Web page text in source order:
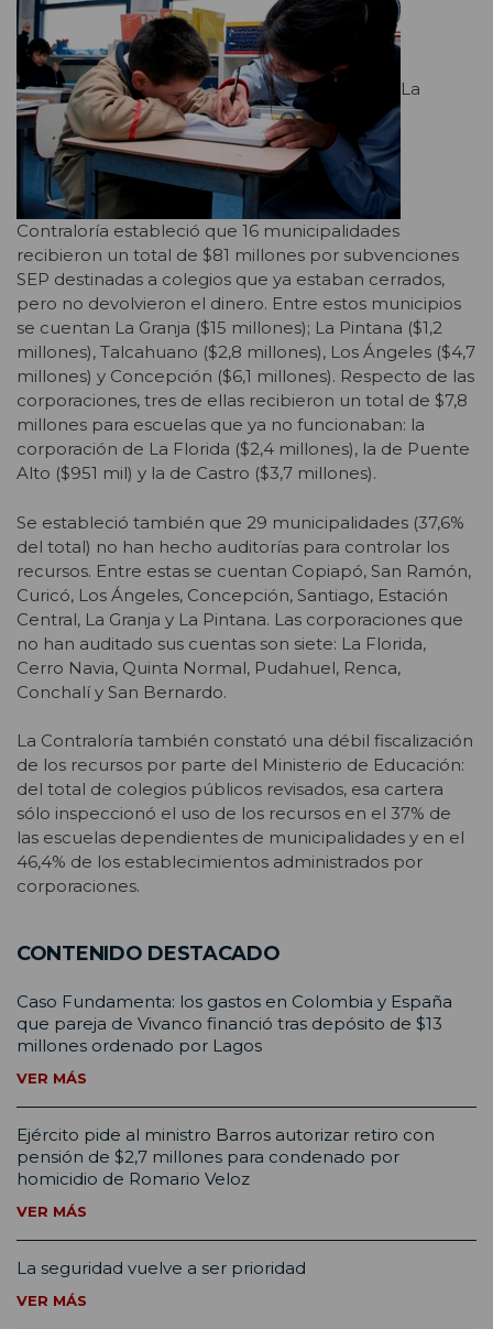
La
Contraloría estableció que 16 municipalidades
recibieron un total de $81 millones por subvenciones
SEP destinadas a colegios que ya estaban cerrados,
pero no devolvieron el dinero. Entre estos municipios
se cuentan La Granja ($15 millones); La Pintana ($1,2
millones), Talcahuano ($2,8 millones), Los Ángeles ($4,7
millones) y Concepción ($6,1 millones). Respecto de las
corporaciones, tres de ellas recibieron un total de $7,8
millones para escuelas que ya no funcionaban: la
corporación de La Florida ($2,4 millones), la de Puente
Alto ($951 mil) y la de Castro ($3,7 millones).
Se estableció también que 29 municipalidades (37,6%
del total) no han hecho auditorías para controlar los
recursos. Entre estas se cuentan Copiapó, San Ramón,
Curicó, Los Ángeles, Concepción, Santiago, Estación
Central, La Granja y La Pintana. Las corporaciones que
no han auditado sus cuentas son siete: La Florida,
Cerro Navia, Quinta Normal, Pudahuel, Renca,
Conchalí y San Bernardo.
La Contraloría también constató una débil fiscalización
de los recursos por parte del Ministerio de Educación:
del total de colegios públicos revisados, esa cartera
sólo inspeccionó el uso de los recursos en el 37% de
las escuelas dependientes de municipalidades y en el
46,4% de los establecimientos administrados por
corporaciones.
CONTENIDO DESTACADO
Caso Fundamenta: los gastos en Colombia y España
que pareja de Vivanco financió tras depósito de $13
millones ordenado por Lagos
VER MÁS
Ejército pide al ministro Barros autorizar retiro con
pensión de $2,7 millones para condenado por
homicidio de Romario Veloz
VER MÁS
La seguridad vuelve a ser prioridad
VER MÁS